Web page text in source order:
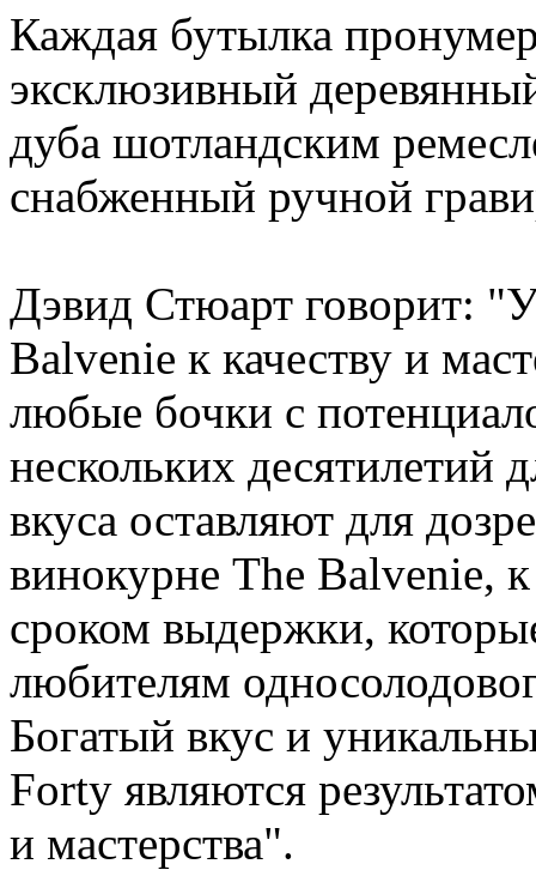
Каждая бутылка
эксклюзивный
дуба шотландским
снабженный ручной
Дэвид Стюарт говорит:
Balvenie к качеству и
любые бочки с
нескольких десятилетий
вкуса оставляют для
винокурне The Balvenie,
сроком выдержки,
любителям
Богатый вкус и
Forty являются
и мастерства".